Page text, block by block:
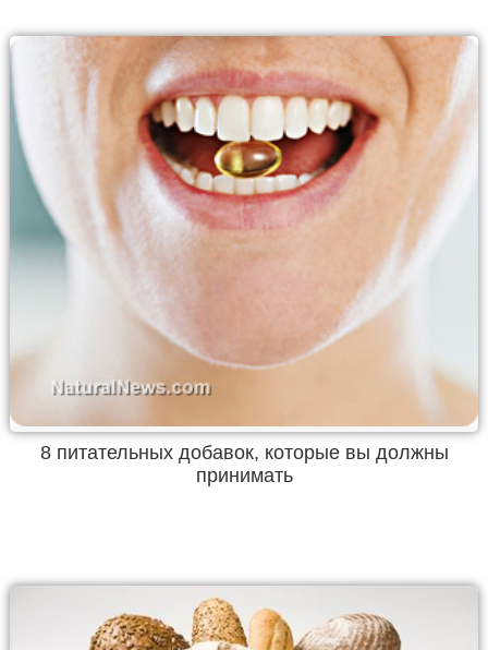
8 питательных добавок, которые вы должны
принимать